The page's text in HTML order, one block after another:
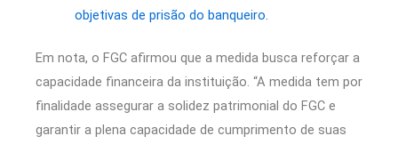
objetivas de prisão do banqueiro.
Em nota, o FGC afirmou que a medida busca reforçar a
capacidade financeira da instituição. “A medida tem por
finalidade assegurar a solidez patrimonial do FGC e
garantir a plena capacidade de cumprimento de suas